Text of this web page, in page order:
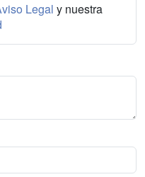
Legal y nuestra